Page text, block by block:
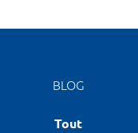
BLOG
Tout